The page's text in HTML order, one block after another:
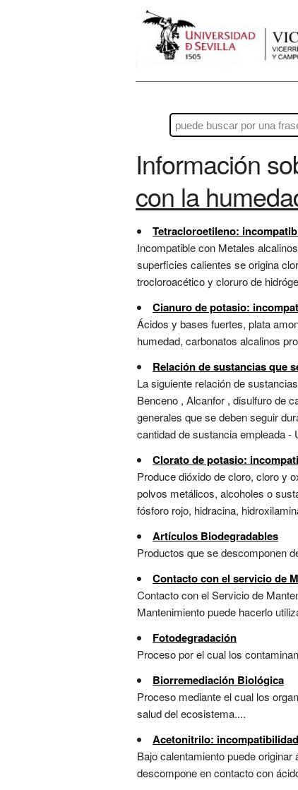
Información
con la
Tetracloroetileno:
Incompatible con Metales
superficies calientes se origina
trocloroacético y cloruro de
Cianuro de potasio:
Ácidos y bases fuertes, plata
humedad, carbonatos alcalinos
Relación de sustancias que
La siguiente relación de
Benceno , Alcanfor , disulfuro de
generales que se deben seguir
cantidad de sustancia empleada
Clorato de potasio:
Produce dióxido de cloro, cloro y
polvos metálicos, alcoholes o
fósforo rojo, hidracina,
Artículos Biodegradables
Productos que se descomponen
Contacto con el servicio de
Contacto con el Servicio de
Mantenimiento puede hacerlo
Fotodegradación
Proceso por el cual los
Biorremediación Biológica
Proceso mediante el cual los
salud del ecosistema....
Acetonitrilo:
Bajo calentamiento puede
descompone en contacto con